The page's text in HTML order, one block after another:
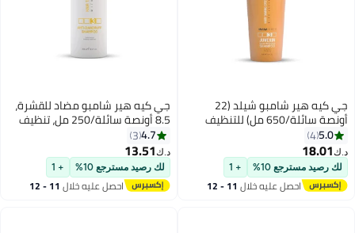
جي كيه هير شامبو شيلد (22
أونصة سائلة/650 مل) للتنظيف
والترطيب والحماية من
للشعر المعالج بالألوان
الجاف والتالف والمجعد
والخالي من الكبريتات
4
مسترجع 10% + 1
احصل عليه خلال 11 - 12
اغسطس
جي كيه هير شامبو مضاد للقشرة،
8.5 أونصة سائلة/250 مل، تنظيف
عميق للشعر ومزيل للشوائب،
شامبو مضاد للبقايا وخالي من
الكبريتات للشعر الجاف التالف للرجال
والنساء
4.7
3
13.51
لك رصيد مسترجع 10% + 1
احصل عليه خلال 11 - 12
اغسطس